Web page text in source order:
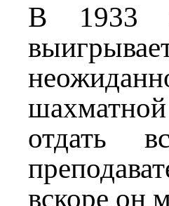
В 1933
отдать
вскоре он